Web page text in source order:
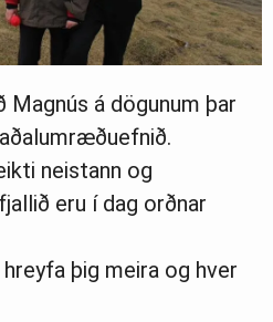
á dögunum þar
neistann og
eru í dag orðnar
þig meira og hver